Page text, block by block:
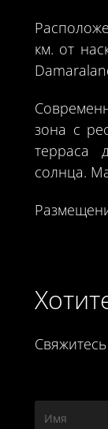
км. от
зона с
терраса
солнца.